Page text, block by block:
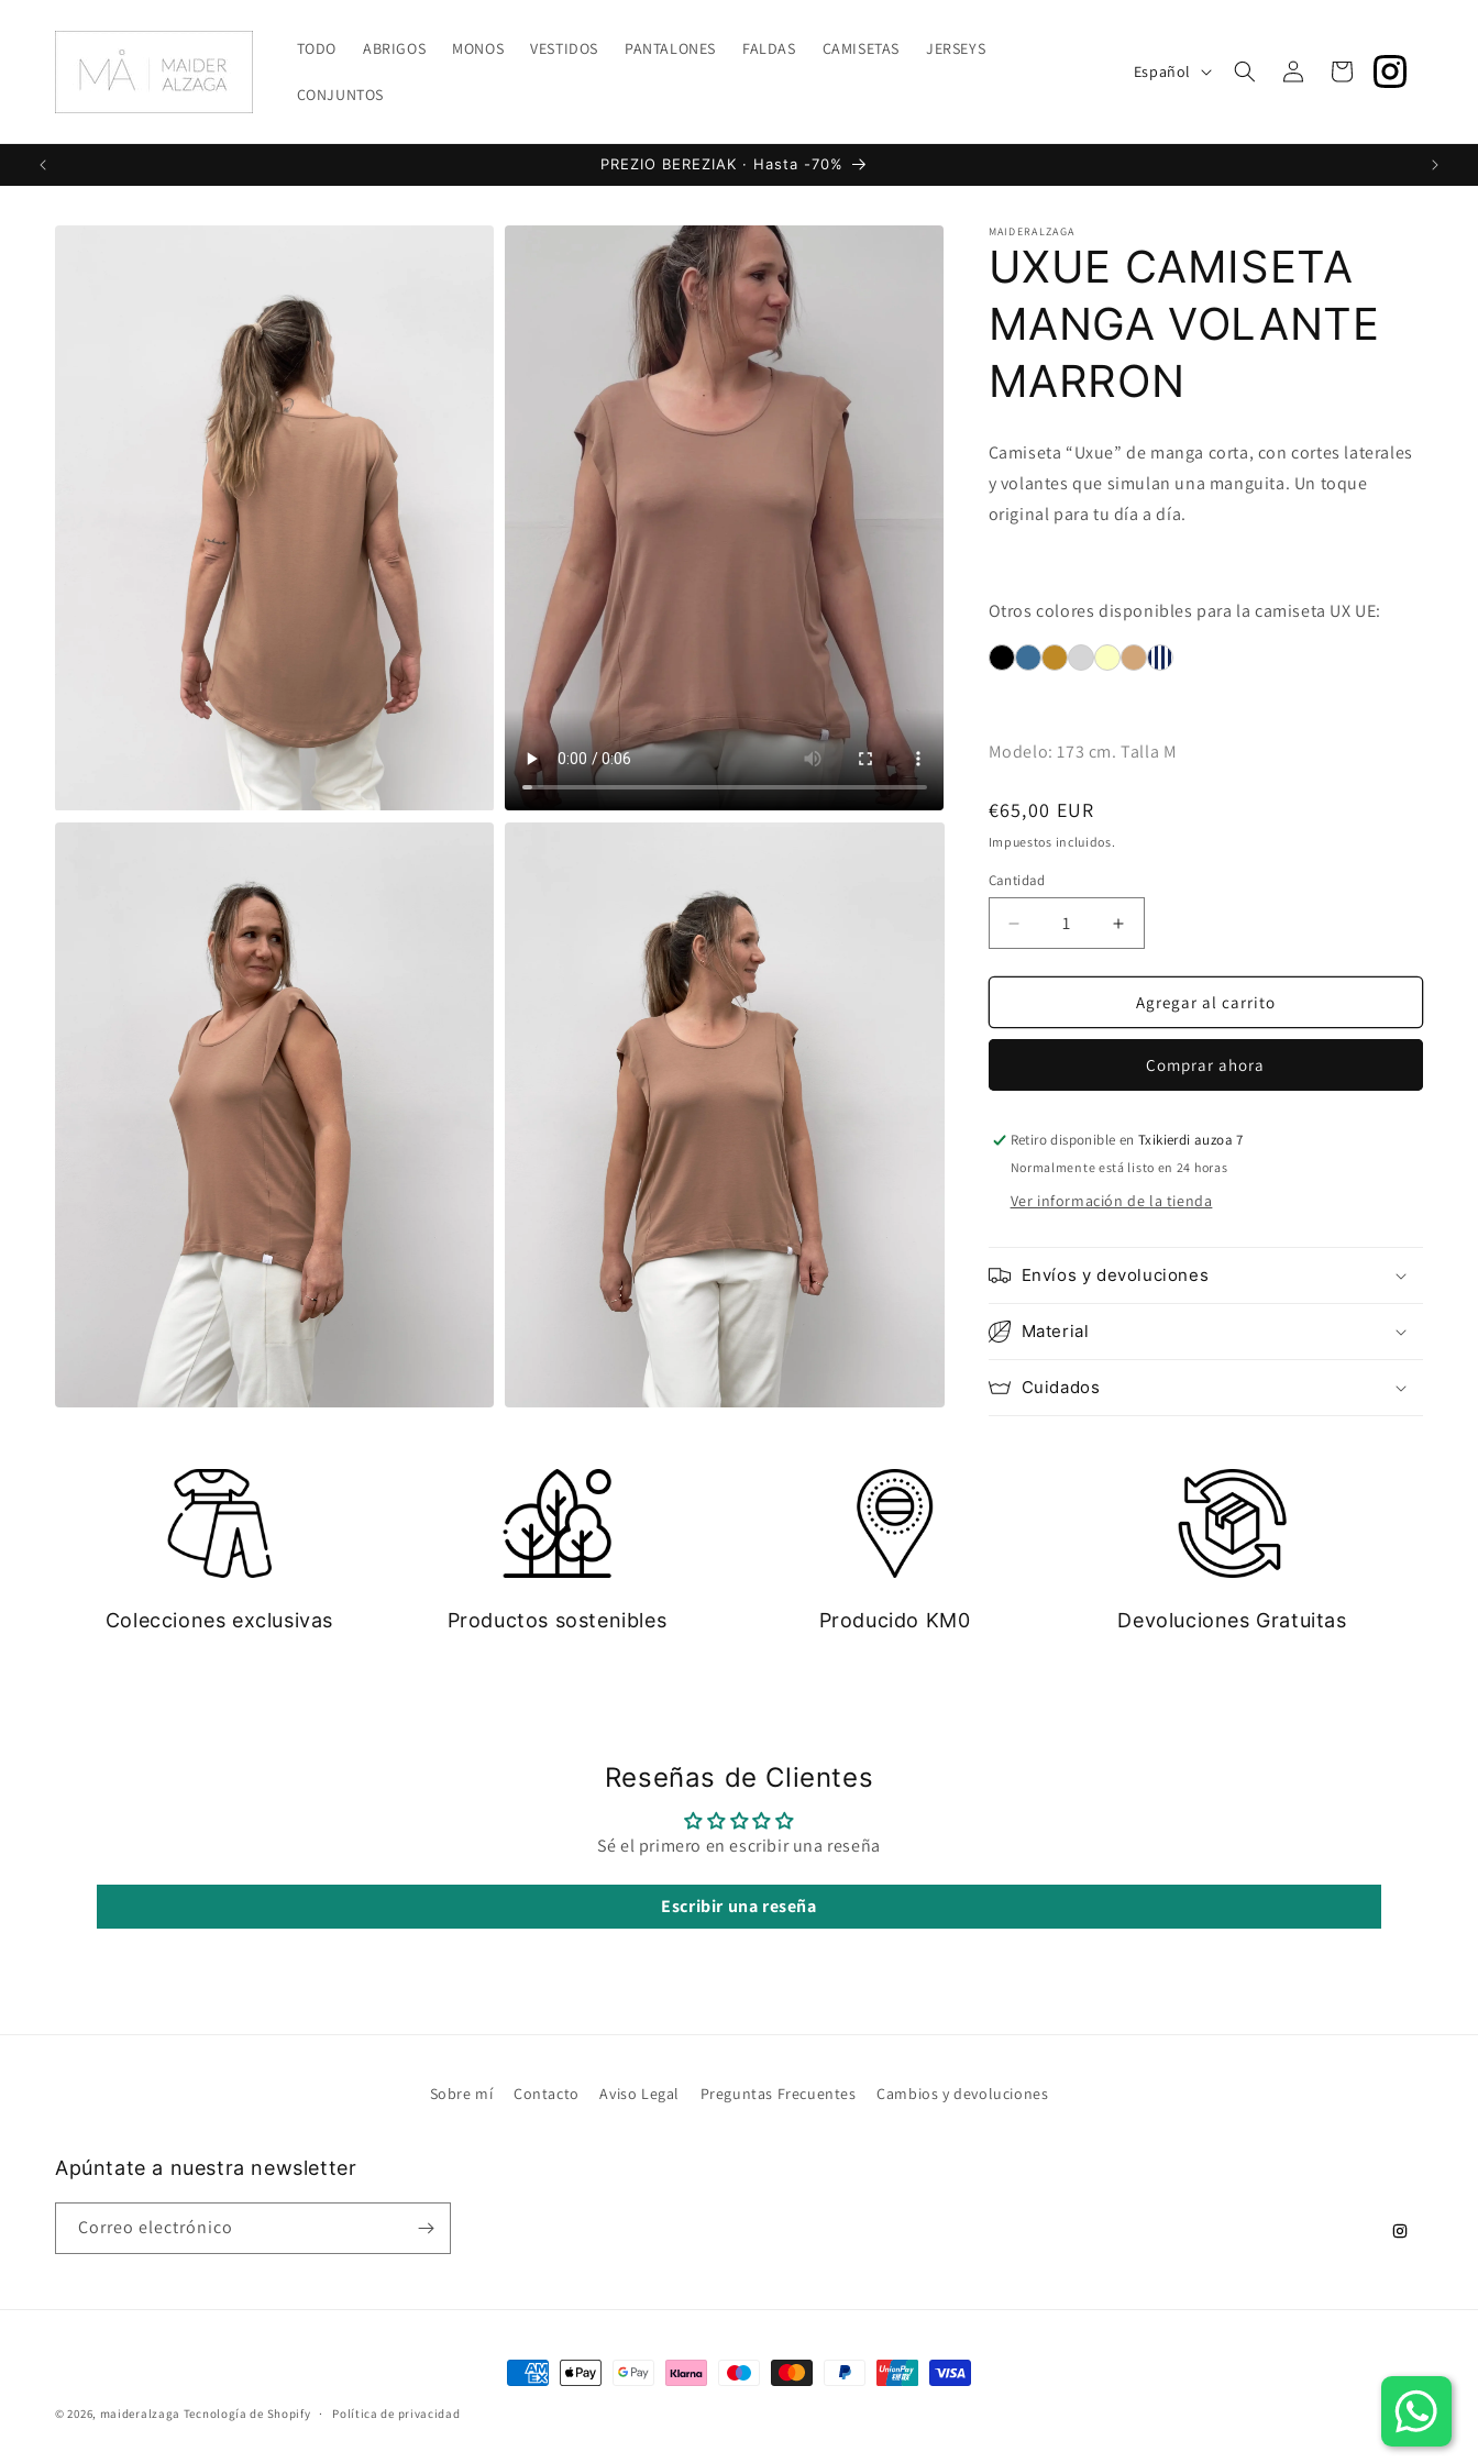
TODO ABRIGOS MONOS VESTIDOS PANTALONES FALDAS CAMISETAS JERSEYS
CONJUNTOS
Español
Iniciar
sesión
Carrito
PREZIO BEREZIAK · Hasta -70%
MAIDERALZAGA
UXUE CAMISETA
MANGA VOLANTE
MARRON
Camiseta “Uxue” de manga corta, con cortes laterales
y volantes que simulan una manguita. Un toque
original para tu día a día.
Otros colores disponibles para la camiseta UX UE:
Modelo: 173 cm. Talla M
Precio
habitual
€65,00 EUR
Impuestos incluidos.
Cantidad
Reducir
cantidad
para
CAMISETA
MARRON
Aumentar
cantidad
para
UXUE
CAMISETA
VOLANTE
MARRON
Agregar al carrito
Comprar ahora
Retiro disponible en Txikierdi auzoa 7
Normalmente está listo en 24 horas
Ver información de la tienda
Envíos y devoluciones
Material
Cuidados
Colecciones exclusivas Productos sostenibles Producido KM0 Devoluciones Gratuitas
Reseñas de Clientes
Sé el primero en escribir una reseña
Escribir una reseña
Sobre mí Contacto Aviso Legal Preguntas Frecuentes Cambios y devoluciones
Apúntate a nuestra newsletter
Correo electrónico
Instagram
Formas
© 2026, maideralzaga Tecnología de Shopify Política de privacidad